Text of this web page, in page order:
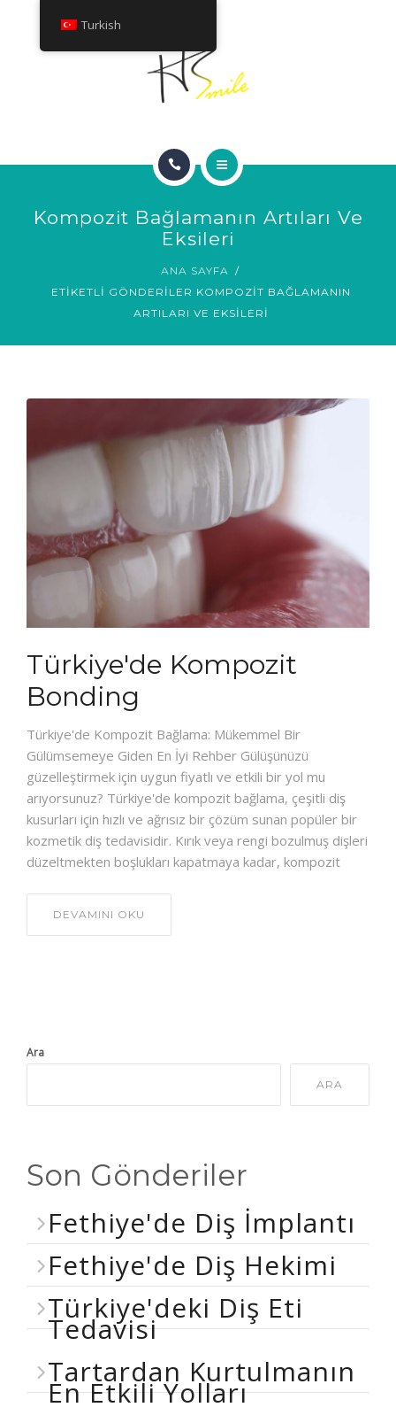
HAKKINDA
GÜLÜMSEME GALERISI
Kompozit Bağlamanın Artıları Ve
Eksileri
ANA SAYFA
ETIKETLI GÖNDERILER KOMPOZIT BAĞLAMANIN
ARTILARI VE EKSILERI
Türkiye'de Kompozit
Bonding
Türkiye'de Kompozit Bağlama: Mükemmel Bir
Gülümsemeye Giden En İyi Rehber Gülüşünüzü
güzelleştirmek için uygun fiyatlı ve etkili bir yol mu
arıyorsunuz? Türkiye'de kompozit bağlama, çeşitli diş
kusurları için hızlı ve ağrısız bir çözüm sunan popüler bir
kozmetik diş tedavisidir. Kırık veya rengi bozulmuş dişleri
düzeltmekten boşlukları kapatmaya kadar, kompozit
DEVAMINI OKU
Ara
ARA
Son Gönderiler
Fethiye'de Diş İmplantı
Fethiye'de Diş Hekimi
Türkiye'deki Diş Eti
Tedavisi
Tartardan Kurtulmanın
En Etkili Yolları
Turkish